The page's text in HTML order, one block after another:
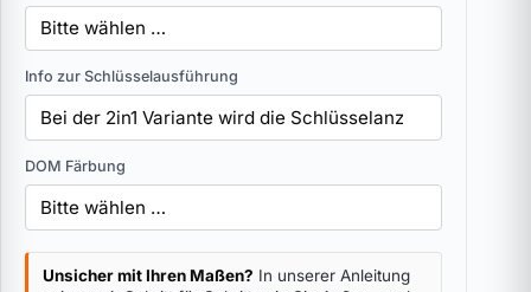
Info zur Schlüsselausführung
DOM Färbung
Unsicher mit Ihren Maßen? In unserer Anleitung